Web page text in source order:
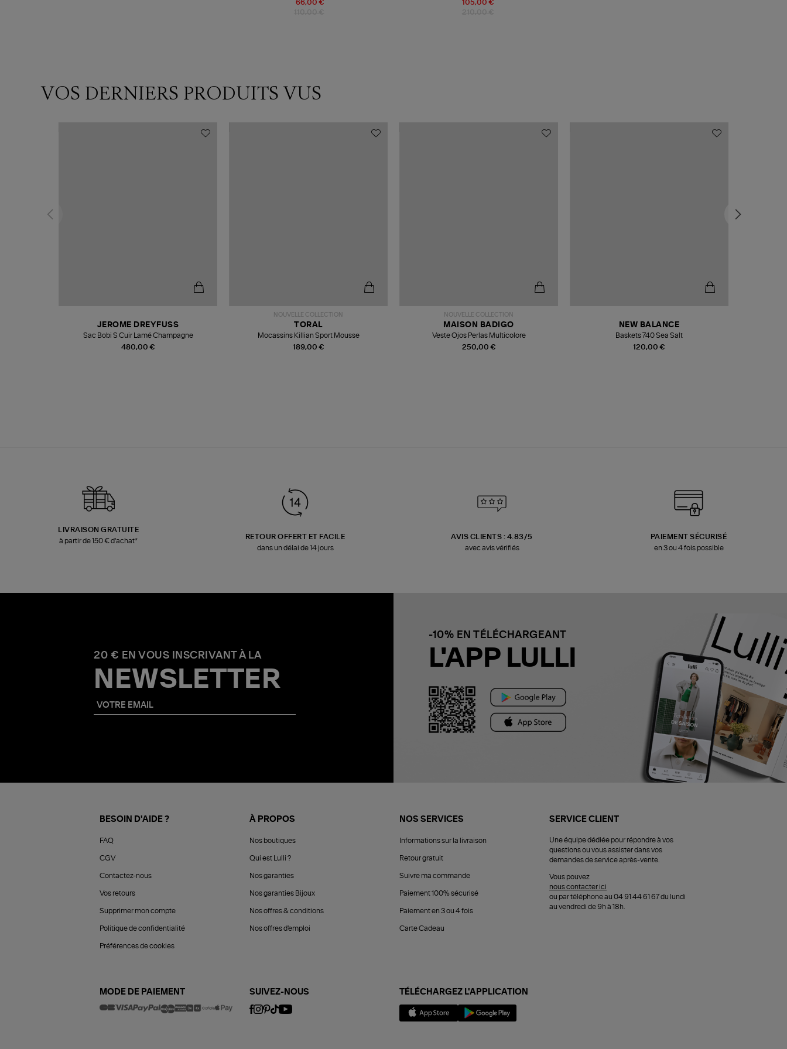
66,00 € 105,00 €
VOS DERNIERS PRODUITS VUS
480,00 €
JEROME DREYFUSS
Sac Bobi S Cuir Lamé Champagne
NOUVELLE COLLECTION
189,00 €
TORAL
Mocassins Killian Sport Mousse
NOUVELLE COLLECTION
250,00 €
MAISON BADIGO
Veste Ojos Perlas Multicolore
120,00 €
NEW BALANCE
Baskets 740 Sea Salt
LIVRAISON GRATUITE
à partir de 150 € d'achat*
RETOUR OFFERT ET FACILE
dans un délai de 14 jours
AVIS CLIENTS : 4.83/5
avec avis vérifiés
PAIEMENT SÉCURISÉ
en 3 ou 4 fois possible
20 € EN VOUS INSCRIVANT À LA
NEWSLETTER
-10% EN TÉLÉCHARGEANT
L'APP LULLI
BESOIN D'AIDE ?
FAQ
CGV
Contactez-nous
Vos retours
Supprimer mon compte
Politique de confidentialité
Préférences de cookies
À PROPOS
Nos boutiques
Qui est Lulli ?
Nos garanties
Nos garanties Bijoux
Nos offres & conditions
Nos offres d'emploi
NOS SERVICES
Informations sur la livraison
Retour gratuit
Suivre ma commande
Paiement 100% sécurisé
Paiement en 3 ou 4 fois
Carte Cadeau
SERVICE CLIENT
Une équipe dédiée pour répondre à vos
questions ou vous assister dans vos
demandes de service après-vente.
Vous pouvez
nous contacter ici
ou par téléphone au 04 91 44 61 67 du lundi
au vendredi de 9h à 18h.
MODE DE PAIEMENT SUIVEZ-NOUS TÉLÉCHARGEZ L'APPLICATION